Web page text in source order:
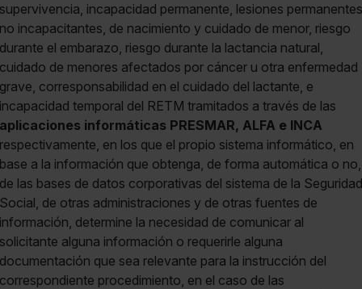
supervivencia, incapacidad permanente, lesiones permanentes
no incapacitantes, de nacimiento y cuidado de menor, riesgo
durante el embarazo, riesgo durante la lactancia natural,
cuidado de menores afectados por cáncer u otra enfermedad
grave, corresponsabilidad en el cuidado del lactante, e
incapacidad temporal del RETM tramitados a través de las
aplicaciones informáticas PRESMAR, ALFA e INCA
respectivamente, en los que el propio sistema informático, en
base a la información que obtenga, de forma automática o no,
de las bases de datos corporativas del sistema de la Seguridad
Social, de otras administraciones y de otras fuentes de
información, determine la necesidad de comunicar al
solicitante alguna información o requerirle alguna
documentación que sea relevante para la instrucción del
correspondiente procedimiento, en el caso de las